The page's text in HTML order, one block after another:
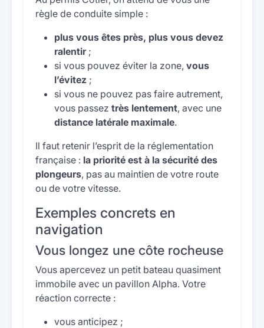
règle de conduite simple :
plus vous êtes près, plus vous devez
ralentir;
si vous pouvez éviter la zone, vous
l’évitez ;
si vous ne pouvez pas faire autrement,
vous passez très lentement, avec une
distance latérale maximale.
Il faut retenir l’esprit de la réglementation
française : la priorité est à la sécurité des
plongeurs, pas au maintien de votre route
ou de votre vitesse.
Exemples concrets en
navigation
Vous longez une côte rocheuse
Vous apercevez un petit bateau quasiment
immobile avec un pavillon Alpha. Votre
réaction correcte :
vous anticipez ;